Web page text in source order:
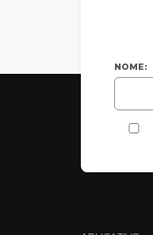
NOME: